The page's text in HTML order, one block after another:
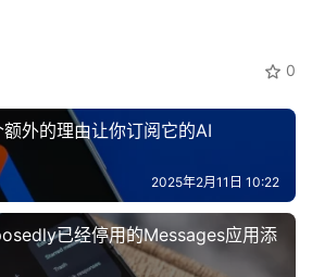
0
外的理由让你订阅它的AI
2025年2月11日 10:22
已经停用的Messages应用添